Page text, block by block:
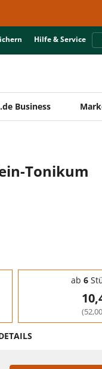
Hilfe & Service
Business
Tonikum
ab 6